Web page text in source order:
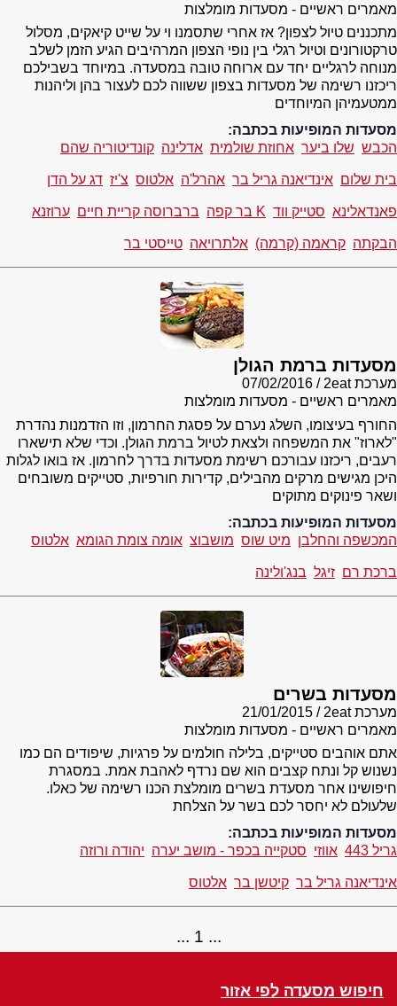
מאמרים ראשיים - מסעדות מומלצות
מתכננים טיול לצפון? אז אחרי שתסמנו וי על שייט קיאקים, מסלול
טרקטורונים וטיול רגלי בין נופי הצפון המרהיבים הגיע הזמן לשלב
מנוחה לרגליים יחד עם ארוחה טובה במסעדה. במיוחד בשבילכם
ריכזנו רשימה של מסעדות בצפון ששווה לכם לעצור בהן וליהנות
ממטעמיהן המיוחדים
מסעדות המופיעות בכתבה:
הכבש שלו ביער אחוזת שולמית אדלינה קונדיטוריה שהם
בית שלום אינדיאנה גריל בר אהרל'ה אלטוס צ'יז דג על הדן
פאנדאלינא סטייק ווד K בר קפה ברברוסה קריית חיים ערוזנא
הבקתה קראמה (קרמה) אלתרויאה טייסטי בר
מסעדות ברמת הגולן
מערכת 2eat
07/02/2016
מאמרים ראשיים - מסעדות מומלצות
החורף בעיצומו, השלג נערם על פסגת החרמון, וזו הזדמנות נהדרת
"לארוז" את המשפחה ולצאת לטיול ברמת הגולן. וכדי שלא תישארו
רעבים, ריכזנו עבורכם רשימת מסעדות בדרך לחרמון. אז בואו לגלות
היכן מגישים מרקים מהבילים, קדירות חורפיות, סטייקים משובחים
ושאר פינוקים מתוקים
מסעדות המופיעות בכתבה:
המכשפה והחלבן מיט שוס מושבוצ אומה צומת הגומא אלטוס
ברכת רם זיגל בנג'ולינה
מסעדות בשרים
מערכת 2eat
21/01/2015
מאמרים ראשיים - מסעדות מומלצות
אתם אוהבים סטייקים, בלילה חולמים על פרגיות, שיפודים הם כמו
נשנוש קל ונתח קצבים הוא שם נרדף לאהבת אמת. במסגרת
חיפושינו אחר מסעדת בשרים מומלצת הכנו רשימה של כאלו.
שלעולם לא יחסר לכם בשר על הצלחת
מסעדות המופיעות בכתבה:
גריל 443
אווזי סטקייה בכפר - מושב יערה יהודה ורוזה
אינדיאנה גריל בר קיטשן בר אלטוס
1
חיפוש מסעדה לפי אזור